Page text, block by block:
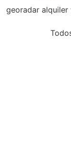
georadar